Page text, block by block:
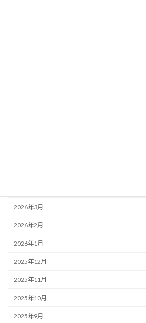
2026年3月
2026年2月
2026年1月
2025年12月
2025年11月
2025年10月
2025年9月